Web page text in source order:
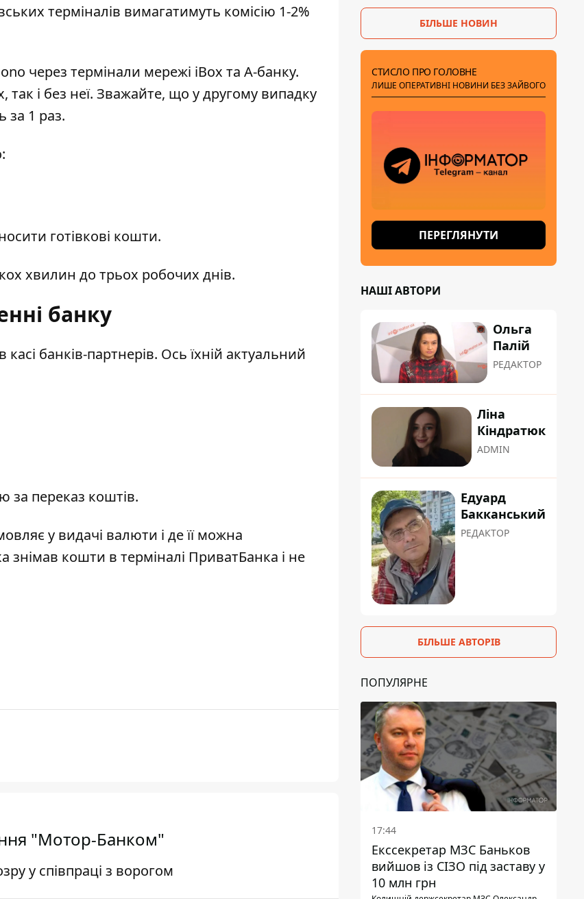
терміналів вимагатимуть комісію 1-2%
через термінали мережі iBox та А-банку.
і без неї. Зважайте, що у другому випадку
за 1 раз.
готівкові кошти.
хвилин до трьох робочих днів.
банку
касі банків-партнерів. Ось їхній актуальний
за переказ коштів.
у видачі валюти і де її можна
знімав кошти в терміналі ПриватБанка і не
"Мотор-Банком"
у співпраці з ворогом
БІЛЬШЕ НОВИН
СТИСЛО ПРО ГОЛОВНЕ
ЛИШЕ ОПЕРАТИВНІ НОВИНИ БЕЗ ЗАЙВОГО
ПЕРЕГЛЯНУТИ
НАШІ АВТОРИ
Ольга
Палій
РЕДАКТОР
Ліна
Кіндратюк
ADMIN
Едуард
Бакканський
РЕДАКТОР
БІЛЬШЕ АВТОРІВ
ПОПУЛЯРНЕ
17:44
Екссекретар МЗС Баньков
вийшов із СІЗО під заставу у
10 млн грн